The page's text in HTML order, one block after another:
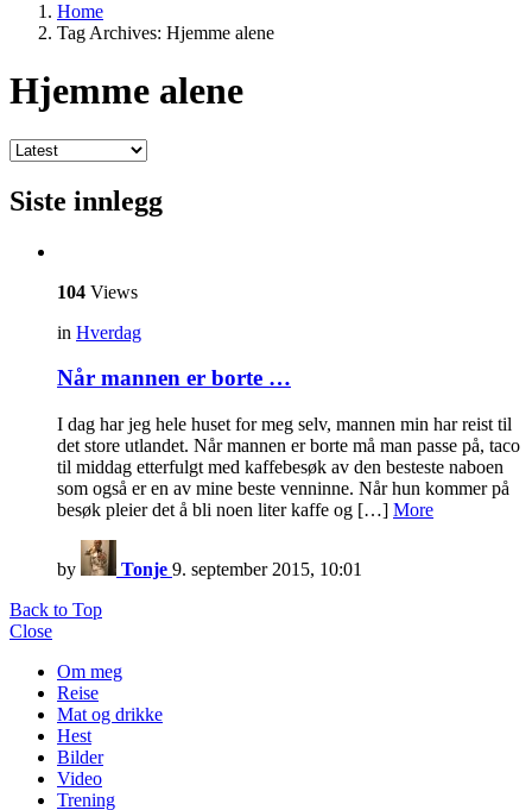
Home
Tag Archives: Hjemme alene
Hjemme alene
Siste innlegg
104 Views
in Hverdag
Når mannen er borte …
I dag har jeg hele huset for meg selv, mannen min har reist til
det store utlandet. Når mannen er borte må man passe på, taco
til middag etterfulgt med kaffebesøk av den besteste naboen
som også er en av mine beste venninne. Når hun kommer på
besøk pleier det å bli noen liter kaffe og […] More
by Tonje 9. september 2015, 10:01
Back to Top
Close
Om meg
Reise
Mat og drikke
Hest
Bilder
Video
Trening